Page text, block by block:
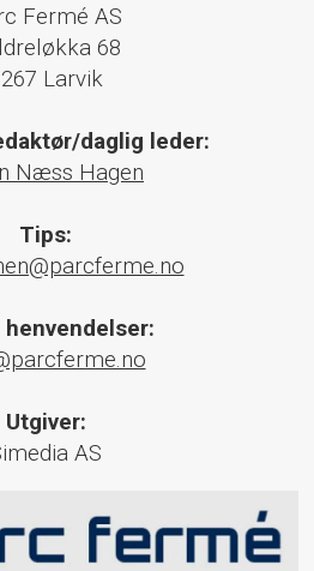
Fermé AS
68
Larvik
daglig leder:
Næss Hagen
Tips:
henvendelser:
Utgiver:
AS